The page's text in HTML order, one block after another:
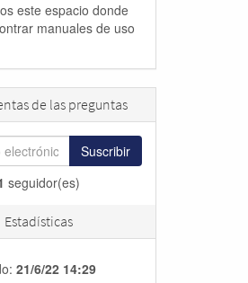
este espacio donde
manuales de uso
de las preguntas
Suscribir
seguidor(es)
Estadísticas
21/6/22 14:29